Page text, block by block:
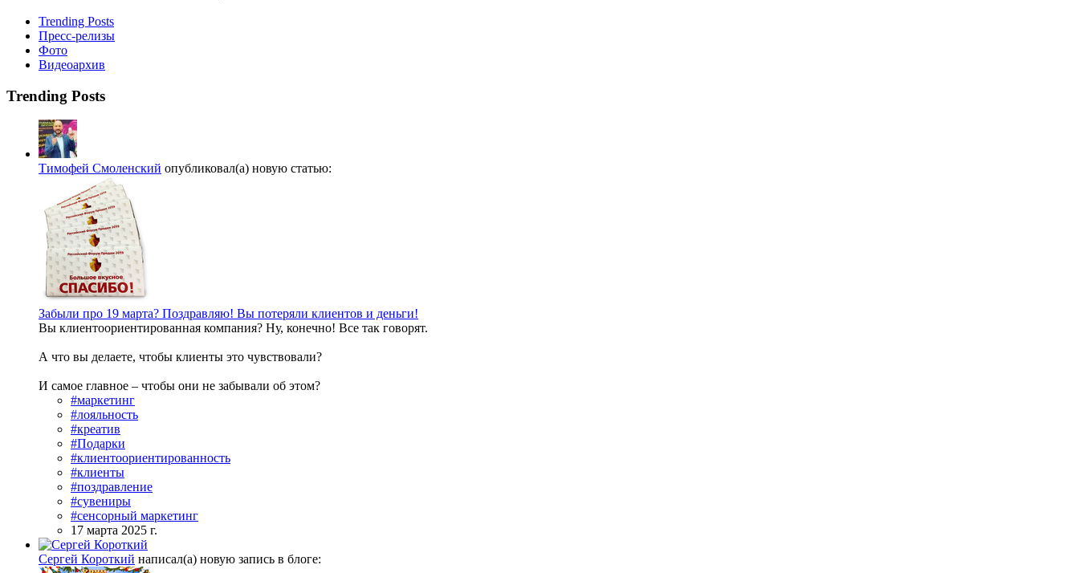
Trending Posts
Пресс-релизы
Фото
Видеоархив
Trending Posts
Тимофей Смоленский опубликовал(а) новую статью:
Забыли про 19 марта? Поздравляю! Вы потеряли клиентов и деньги!
Вы клиентоориентированная компания? Ну, конечно! Все так говорят.
А что вы делаете, чтобы клиенты это чувствовали?
И самое главное – чтобы они не забывали об этом?
#маркетинг
#лояльность
#креатив
#Подарки
#клиентоориентированность
#клиенты
#поздравление
#сувениры
#сенсорный маркетинг
17 марта 2025 г.
Сергей Короткий написал(а) новую запись в блоге: